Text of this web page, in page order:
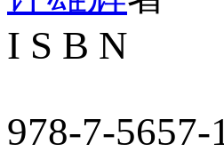
I S B N
978-7-5657-